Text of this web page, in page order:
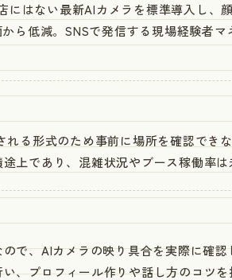
にはない最新AIカメラを標準導入し、
ら低減。SNSで発信する現場経験者
る形式のため事前に場所を確認でき
上であり、混雑状況やブース稼働率
で、AIカメラの映り具合を実際に確
、プロフィール作りや話し方のコツ